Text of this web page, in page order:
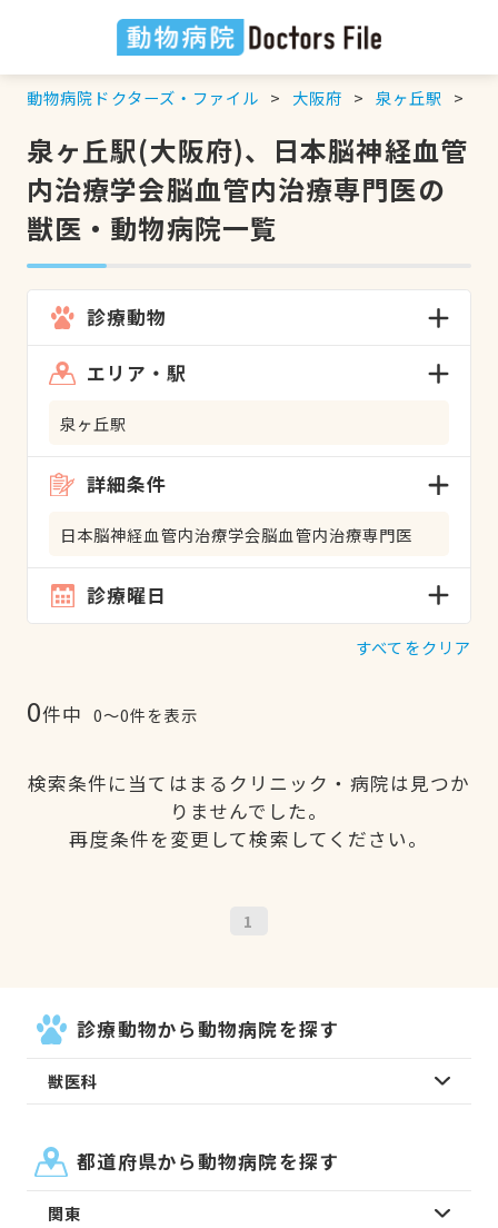
動物病院ドクターズ・ファイル 大阪府 泉ヶ丘駅
泉ヶ丘駅(大阪府)、日本脳神経血管
内治療学会脳血管内治療専門医の
獣医・動物病院一覧
診療動物
エリア・駅
泉ヶ丘駅
詳細条件
日本脳神経血管内治療学会脳血管内治療専門医
診療曜日
すべてをクリア
0件中 0〜0件を表示
検索条件に当てはまるクリニック・病院は見つか
りませんでした。
再度条件を変更して検索してください。
1
診療動物から動物病院を探す
獣医科
都道府県から動物病院を探す
関東